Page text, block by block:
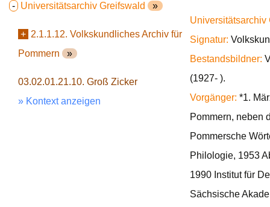
- Universitätsarchiv Greifswald »
+ 2.1.1.12. Volkskundliches Archiv für
Pommern »
03.02.01.21.10. Groß Zicker
» Kontext anzeigen
Signatur:
Bestandsbildner:
(1927- ).
Vorgänger: *1.
Pommern, neben
Pommersche
Philologie, 1953
1990 Institut für
Sächsische